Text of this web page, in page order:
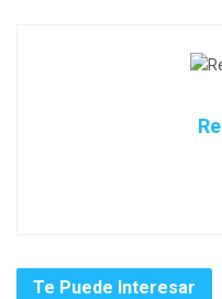
Te Puede Interesar